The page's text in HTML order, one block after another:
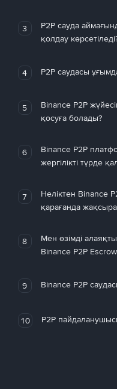
3
P2P сауда
қолдау
4 P2P саудасы
5
Binance P2P
қосуға болады?
6
Binance P2P
жергілікті түрде
7
Неліктен Binance
қарағанда
8
Мен өзімді
Binance P2P
9 Binance P2P
10 P2P